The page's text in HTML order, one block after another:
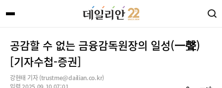
공감할 수 없는 금융감독원장의 일성(一聲)
[기자수첩-증권]
강현태 기자 (trustme@dailian.co.kr)